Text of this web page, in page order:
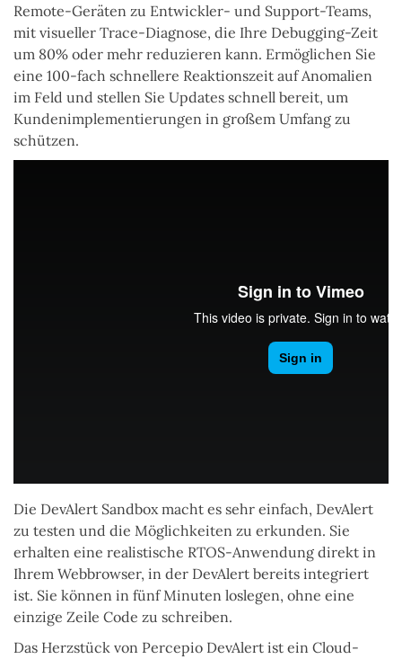
Remote-Geräten zu Entwickler- und Support-Teams,
mit visueller Trace-Diagnose, die Ihre Debugging-Zeit
um 80% oder mehr reduzieren kann. Ermöglichen Sie
eine 100-fach schnellere Reaktionszeit auf Anomalien
im Feld und stellen Sie Updates schnell bereit, um
Kundenimplementierungen in großem Umfang zu
schützen.
Die DevAlert Sandbox macht es sehr einfach, DevAlert
zu testen und die Möglichkeiten zu erkunden. Sie
erhalten eine realistische RTOS-Anwendung direkt in
Ihrem Webbrowser, in der DevAlert bereits integriert
ist. Sie können in fünf Minuten loslegen, ohne eine
einzige Zeile Code zu schreiben.
Das Herzstück von Percepio DevAlert ist ein Cloud-